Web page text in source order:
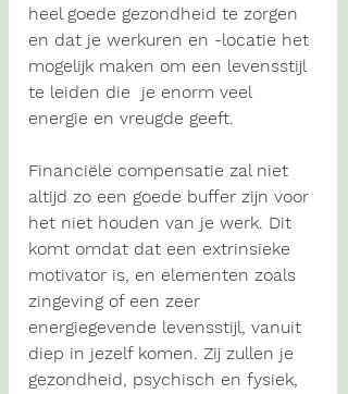
heel goede gezondheid te zorgen
en dat je werkuren en -locatie het
mogelijk maken om een levensstijl
te leiden die  je enorm veel
energie en vreugde geeft.
Financiële compensatie zal niet
altijd zo een goede buffer zijn voor
het niet houden van je werk. Dit
komt omdat dat een extrinsieke
motivator is, en elementen zoals
zingeving of een zeer
energiegevende levensstijl, vanuit
diep in jezelf komen. Zij zullen je
gezondheid, psychisch en fysiek,